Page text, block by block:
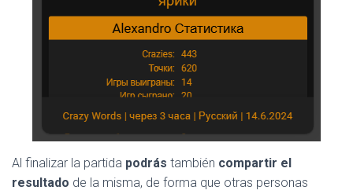
Al finalizar la partida podrás también compartir el
resultado de la misma, de forma que otras personas